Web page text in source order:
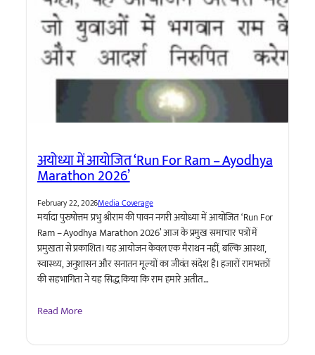
अयोध्या में आयोजित ‘Run For Ram – Ayodhya
Marathon 2026’
February 22, 2026Media Coverage
मर्यादा पुरुषोत्तम प्रभु श्रीराम की पावन नगरी अयोध्या में आयोजित ‘Run For
Ram – Ayodhya Marathon 2026’ आज के प्रमुख समाचार पत्रों में
प्रमुखता से प्रकाशित। यह आयोजन केवल एक मैराथन नहीं, बल्कि आस्था,
स्वास्थ्य, अनुशासन और सनातन मूल्यों का जीवंत संदेश है। हजारों रामभक्तों
की सहभागिता ने यह सिद्ध किया कि राम हमारे अतीत…
Read More